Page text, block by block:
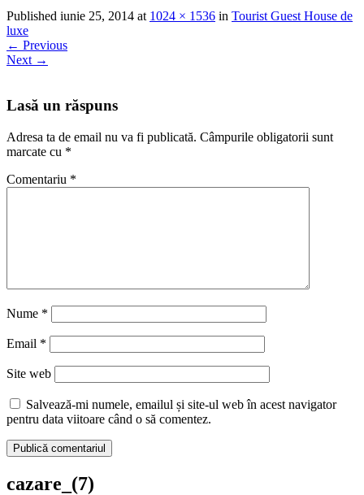
Published iunie 25, 2014 at 1024 × 1536 in Tourist Guest House de
luxe
← Previous
Next →
Lasă un răspuns
Adresa ta de email nu va fi publicată. Câmpurile obligatorii sunt
marcate cu *
Comentariu *
Nume *
Email *
Site web
Salvează-mi numele, emailul și site-ul web în acest navigator
pentru data viitoare când o să comentez.
cazare_(7)